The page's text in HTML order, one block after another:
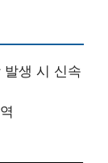
발생 시 신속